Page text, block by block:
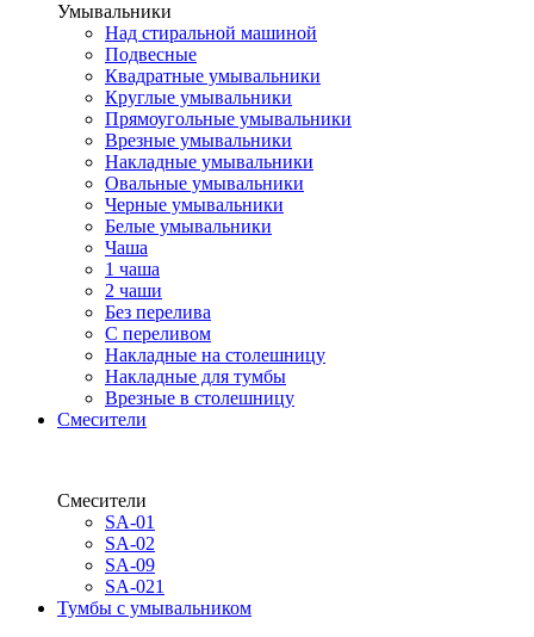
Умывальники
Над стиральной машиной
Подвесные
Квадратные умывальники
Круглые умывальники
Прямоугольные умывальники
Врезные умывальники
Накладные умывальники
Овальные умывальники
Черные умывальники
Белые умывальники
Чаша
1 чаша
2 чаши
Без перелива
С переливом
Накладные на столешницу
Накладные для тумбы
Врезные в столешницу
Смесители
Смесители
SA-01
SA-02
SA-09
SA-021
Тумбы с умывальником